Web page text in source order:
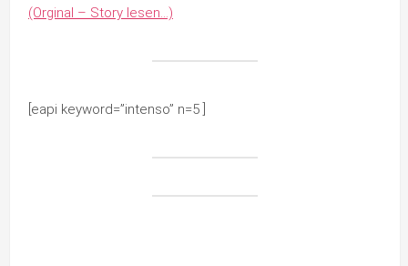
(Orginal – Story lesen…)
[eapi keyword=”intenso” n=5 ]